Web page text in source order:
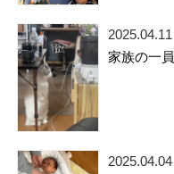
2025.04.11
家族の一員
2025.04.04